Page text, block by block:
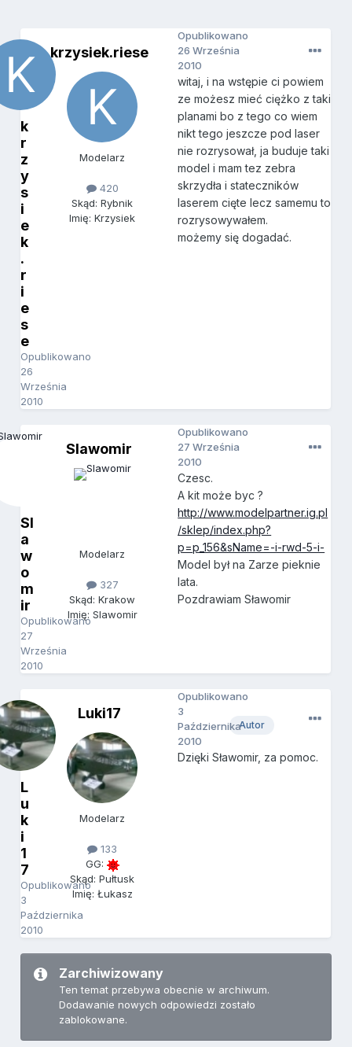
k
r
z
y
s
i
e
k
.
r
i
e
s
e
Opublikowano
26
Września
2010
krzysiek.riese
Modelarz
420
Skąd: Rybnik
Imię: Krzysiek
Opublikowano
26 Września
2010
witaj, i na wstępie ci powiem
ze możesz mieć ciężko z taki
planami bo z tego co wiem
nikt tego jeszcze pod laser
nie rozrysował, ja buduje taki
model i mam tez zebra
skrzydła i stateczników
laserem cięte lecz samemu to
rozrysowywałem.
możemy się dogadać.
Sl
a
w
o
m
ir
Opublikowano
27
Września
2010
Slawomir
Modelarz
327
Skąd: Krakow
Imię: Slawomir
Opublikowano
27 Września
2010
Czesc.
A kit może byc ?
http://www.modelpartner.ig.pl
/sklep/index.php?
p=p_156&sName=-i-rwd-5-i-
Model był na Zarze pieknie
lata.
Pozdrawiam Sławomir
L
u
k
i
1
7
Opublikowano
3
Października
2010
Luki17
Modelarz
133
GG:
Skąd: Pułtusk
Imię: Łukasz
Autor
Opublikowano
3
Października
2010
Dzięki Sławomir, za pomoc.
Zarchiwizowany
Ten temat przebywa obecnie w archiwum.
Dodawanie nowych odpowiedzi zostało
zablokowane.